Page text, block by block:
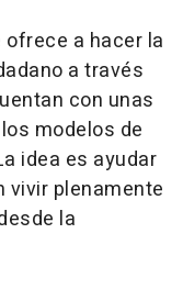
a hacer la
a través
con unas
modelos de
idea es ayudar
vivir plenamente
la